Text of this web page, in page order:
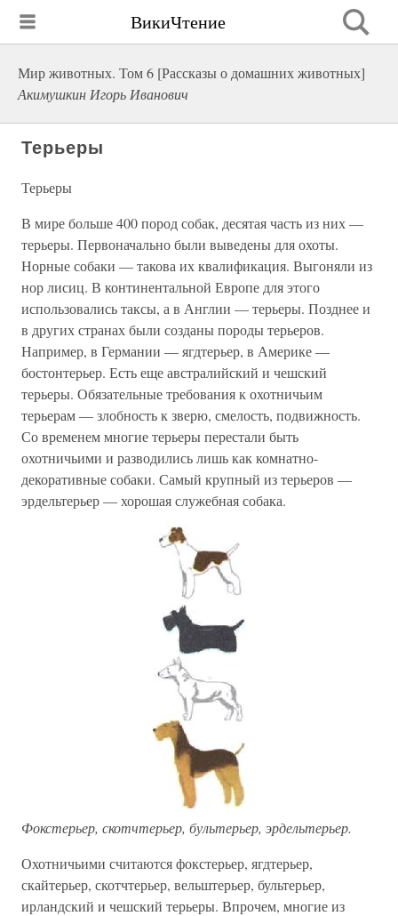
ВикиЧтение
Мир животных. Том 6 [Рассказы о домашних животных]
Акимушкин Игорь Иванович
Терьеры
Терьеры
В мире больше 400 пород собак, десятая часть из них —
терьеры. Первоначально были выведены для охоты.
Норные собаки — такова их квалификация. Выгоняли из
нор лисиц. В континентальной Европе для этого
использовались таксы, а в Англии — терьеры. Позднее и
в других странах были созданы породы терьеров.
Например, в Германии — ягдтерьер, в Америке —
бостонтерьер. Есть еще австралийский и чешский
терьеры. Обязательные требования к охотничьим
терьерам — злобность к зверю, смелость, подвижность.
Со временем многие терьеры перестали быть
охотничьими и разводились лишь как комнатно-
декоративные собаки. Самый крупный из терьеров —
эрдельтерьер — хорошая служебная собака.
Фокстерьер, скотчтерьер, бультерьер, эрдельтерьер.
Охотничьими считаются фокстерьер, ягдтерьер,
скайтерьер, скотчтерьер, вельштерьер, бультерьер,
ирландский и чешский терьеры. Впрочем, многие из